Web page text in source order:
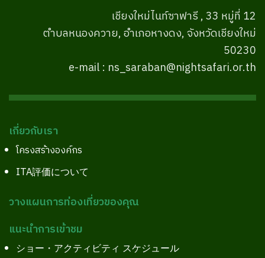
เชียงใหม่ไนท์ซาฟารี , 33 หมู่ที่ 12
ตำบลหนองควาย, อำเภอหางดง, จังหวัดเชียงใหม่
50230
e-mail : ns_saraban@nightsafari.or.th
เกี่ยวกับเรา
โครงสร้างองค์กร
ITA評価について
วางแผนการท่องเที่ยวของคุณ
แนะนำการเข้าชม
ショー・アクティビティ スケジュール